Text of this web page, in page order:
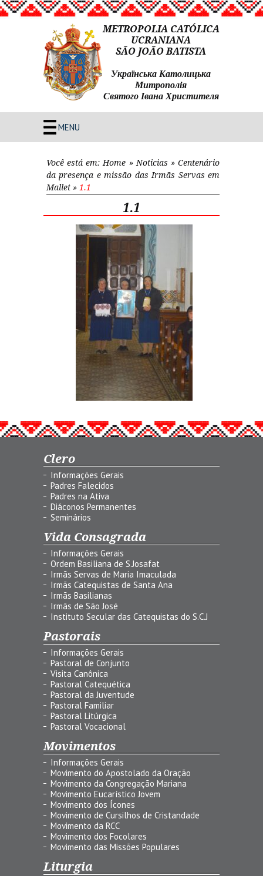
METROPOLIA CATÓLICA
UCRANIANA
SÃO JOÃO BATISTA
Українська Католицька
Митрополія
Святого Івана Христителя
MENU
Você está em: Home » Noticias »Centenário
da presença e missão das Irmãs Servas em
Mallet » 1.1
1.1
Clero
Informações Gerais
Padres Falecidos
Padres na Ativa
Diáconos Permanentes
Seminários
Vida Consagrada
Informações Gerais
Ordem Basiliana de S.Josafat
Irmãs Servas de Maria Imaculada
Irmãs Catequistas de Santa Ana
Irmãs Basilianas
Irmãs de São José
Instituto Secular das Catequistas do S.C.J
Pastorais
Informações Gerais
Pastoral de Conjunto
Visita Canônica
Pastoral Catequética
Pastoral da Juventude
Pastoral Familiar
Pastoral Litúrgica
Pastoral Vocacional
Movimentos
Informações Gerais
Movimento do Apostolado da Oração
Movimento da Congregação Mariana
Movimento Eucarístico Jovem
Movimento dos Ícones
Movimento de Cursilhos de Cristandade
Movimento da RCC
Movimento dos Focolares
Movimento das Missões Populares
Liturgia